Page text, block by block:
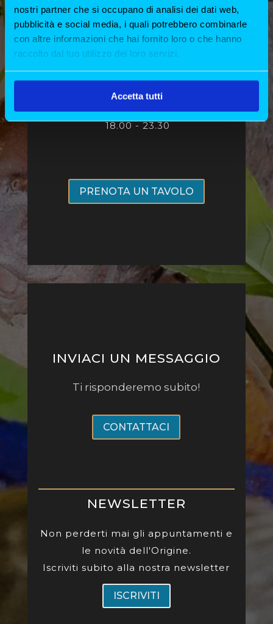
nostri partner che si occupano di analisi dei dati web,
pubblicità e social media, i quali potrebbero combinarle
con altre informazioni che hai fornito loro o che hanno
raccolto dal tuo utilizzo dei loro servizi.
Accetta tutti
ORARI DI APERTURA
LUNEDI- SABATO
7.30 - 15.00
18.00 - 23.30
PRENOTA UN TAVOLO
INVIACI UN MESSAGGIO
Ti risponderemo subito!
CONTATTACI
NEWSLETTER
Non perderti mai gli appuntamenti e
le novità dell'Origine.
Iscriviti subito alla nostra newsletter
ISCRIVITI